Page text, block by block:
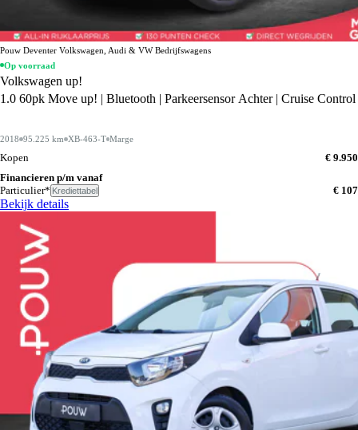
Pouw Deventer Volkswagen, Audi & VW Bedrijfswagens
Op voorraad
Volkswagen up!
1.0 60pk Move up! | Bluetooth | Parkeersensor Achter | Cruise Control
2018 95.225 km XB-463-T Marge
Kopen
€ 9.950
Financieren p/m vanaf
Particulier* Krediettabel € 107
Bekijk details